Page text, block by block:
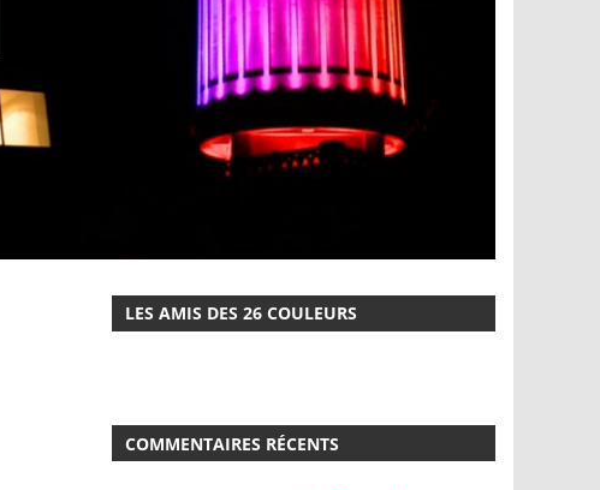
LES AMIS DES 26 COULEURS
COMMENTAIRES RÉCENTS